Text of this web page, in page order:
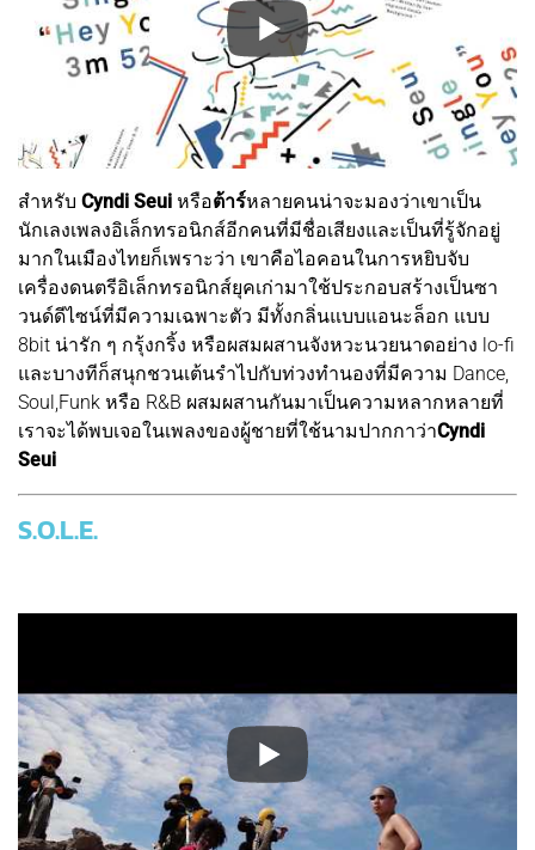
สำหรับ Cyndi Seui หรือต้าร์หลายคนน่าจะมองว่าเขาเป็น
นักเลงเพลงอิเล็กทรอนิกส์อีกคนที่มีชื่อเสียงและเป็นที่รู้จักอยู่
มากในเมืองไทยก็เพราะว่า เขาคือไอคอนในการหยิบจับ
เครื่องดนตรีอิเล็กทรอนิกส์ยุคเก่ามาใช้ประกอบสร้างเป็นซา
วนด์ดีไซน์ที่มีความเฉพาะตัว มีทั้งกลิ่นแบบแอนะล็อก แบบ
8bit น่ารัก ๆ กรุ้งกริ้ง หรือผสมผสานจังหวะนวยนาดอย่าง lo-fi
และบางทีก็สนุกชวนเต้นรำไปกับท่วงทำนองที่มีความ Dance,
Soul,Funk หรือ R&B ผสมผสานกันมาเป็นความหลากหลายที่
เราจะได้พบเจอในเพลงของผู้ชายที่ใช้นามปากกาว่าCyndi
Seui
S.O.L.E.